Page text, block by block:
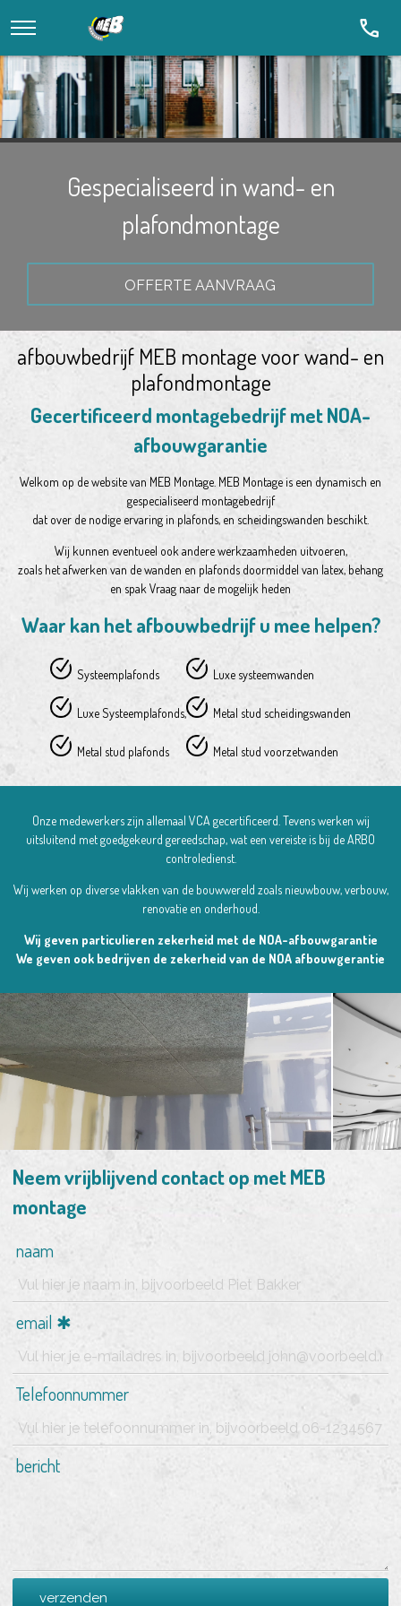
call
Gespecialiseerd in wand- en
plafondmontage
OFFERTE AANVRAAG
afbouwbedrijf MEB montage voor wand- en
plafondmontage
Gecertificeerd montagebedrijf met NOA-
afbouwgarantie
Welkom op de website van MEB Montage. MEB Montage is een dynamisch en
gespecialiseerd montagebedrijf
dat over de nodige ervaring in plafonds, en scheidingswanden beschikt.
Wij kunnen eventueel ook andere werkzaamheden uitvoeren,
zoals het afwerken van de wanden en plafonds doormiddel van latex, behang
en spak Vraag naar de mogelijk heden
Waar kan het afbouwbedrijf u mee helpen?
Systeemplafonds
Luxe Systeemplafonds,
Metal stud plafonds
Luxe systeemwanden
Metal stud scheidingswanden
Metal stud voorzetwanden
Onze medewerkers zijn allemaal VCA gecertificeerd. Tevens werken wij
uitsluitend met goedgekeurd gereedschap, wat een vereiste is bij de ARBO
controledienst.
Wij werken op diverse vlakken van de bouwwereld zoals nieuwbouw, verbouw,
renovatie en onderhoud.
Wij geven particulieren zekerheid met de NOA-afbouwgarantie
We geven ook bedrijven de zekerheid van de NOA afbouwgerantie
Neem vrijblijvend contact op met MEB
montage
naam
email
Telefoonnummer
bericht